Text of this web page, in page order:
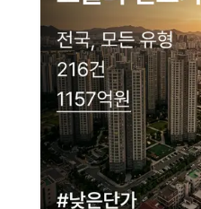
네이버 지
현재 네이버 지도 연결이 원활
이용에 불편을
다